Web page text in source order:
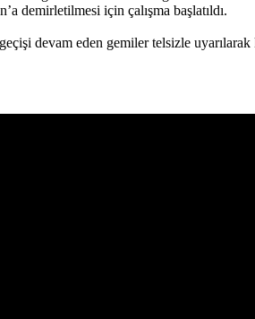
demirletilmesi için çalışma başlatıldı.
devam eden gemiler telsizle